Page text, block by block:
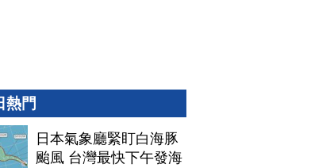
熱門
日本氣象廳緊盯白海豚
颱風 台灣最快下午發海